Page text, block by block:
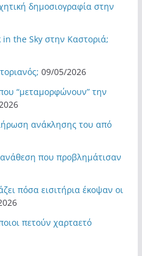
δημοσιογραφία στην
the Sky στην Καστοριά;
09/05/2026
“μεταμορφώνουν” την
ανάκλησης του από
που προβλημάτισαν
πόσα εισιτήρια έκοψαν οι
πετούν χαρταετό